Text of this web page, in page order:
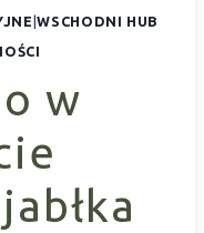
|WSCHODNI HUB
w